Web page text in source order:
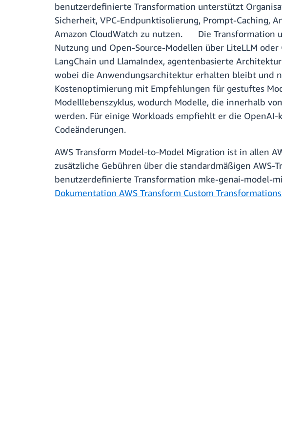
benutzerdefinierte Transformation unterstützt
Sicherheit, VPC-Endpunktisolierung, Prompt-Caching,
Amazon CloudWatch zu nutzen. Die Transformation
Nutzung und Open-Source-Modellen über LiteLLM
LangChain und LlamaIndex, agentenbasierte
wobei die Anwendungsarchitektur erhalten bleibt und
Kostenoptimierung mit Empfehlungen für gestuftes
Modelllebenszyklus, wodurch Modelle, die innerhalb
werden. Für einige Workloads empfiehlt er die
Codeänderungen.
AWS Transform Model-to-Model Migration ist in allen
zusätzliche Gebühren über die standardmäßigen AWS-
benutzerdefinierte Transformation mke-genai-model-
Dokumentation AWS Transform Custom Transformations